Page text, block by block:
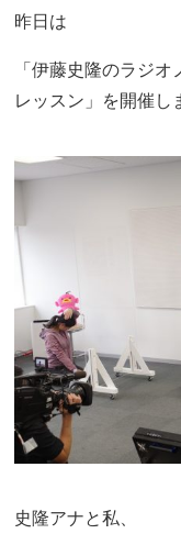
昨日は
「伊藤史隆のラジ
レッスン」を開催し
史隆アナと私、